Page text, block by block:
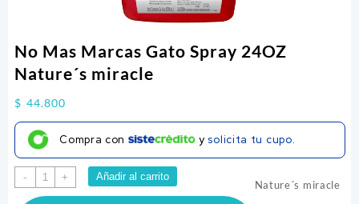
No Mas Marcas Gato Spray 24OZ
Nature´s miracle
$ 44.800
Compra con y solicita tu cupo.
-
No
Mas
+ Añadir al carrito
Nature´s miracle